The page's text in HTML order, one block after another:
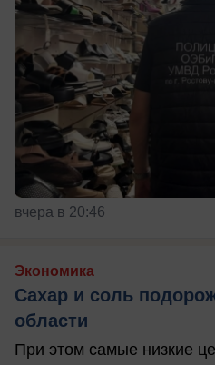
вчера в 20:46
Экономика
Сахар и соль
области
При этом самые низкие